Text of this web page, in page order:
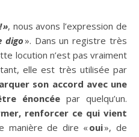
», nous avons l’expression de
digo ». Dans un registre très
locution n’est pas vraiment
elle est très utilisée par
son accord avec une
énoncée par quelqu’un.
renforcer ce qui vient
manière de dire «oui», de